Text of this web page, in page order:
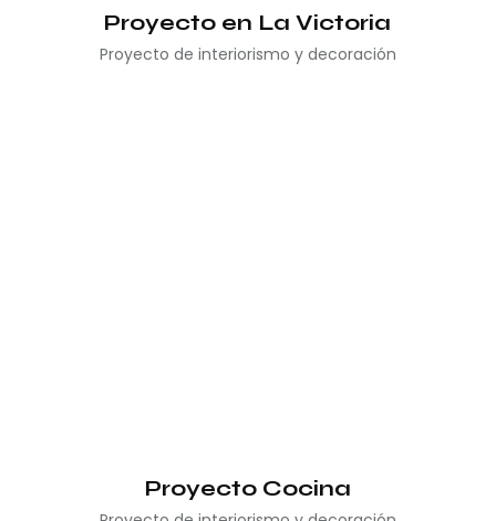
Proyecto en La Victoria
Proyecto de interiorismo y decoración
Proyecto Cocina